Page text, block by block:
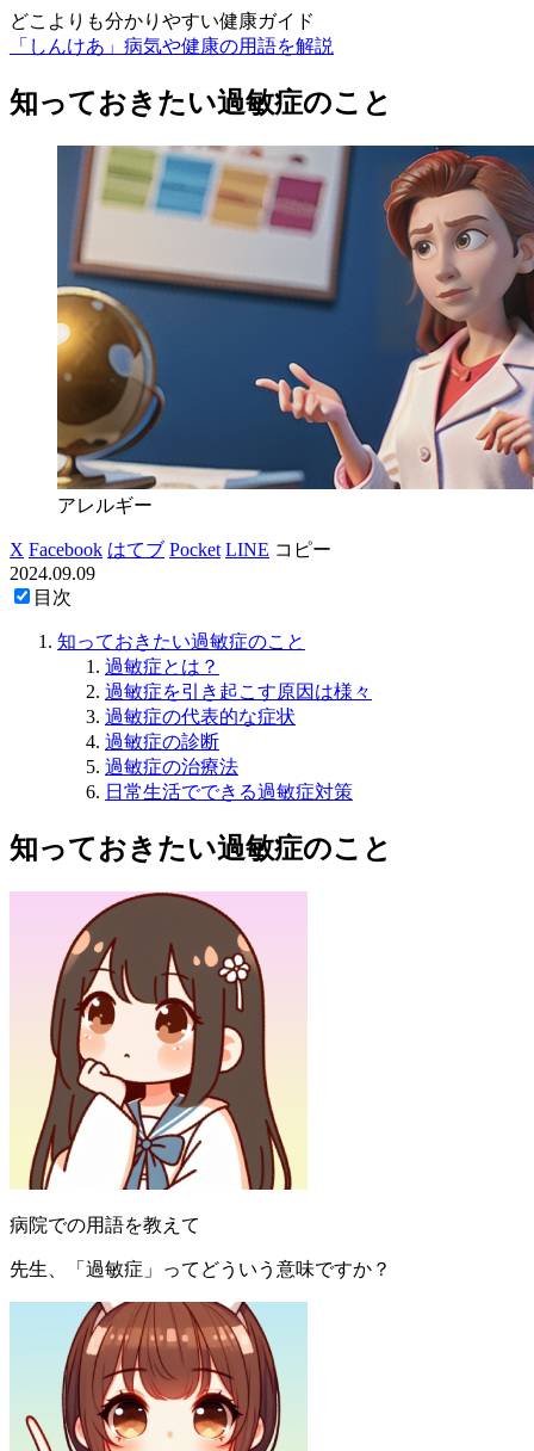
どこよりも分かりやすい健康ガイド
「しんけあ」病気や健康の用語を解説
知っておきたい過敏症のこと
アレルギー
X Facebook はてブ Pocket LINE コピー
2024.09.09
目次
知っておきたい過敏症のこと
過敏症とは？
過敏症を引き起こす原因は様々
過敏症の代表的な症状
過敏症の診断
過敏症の治療法
日常生活でできる過敏症対策
知っておきたい過敏症のこと
病院での用語を教えて
先生、「過敏症」ってどういう意味ですか？